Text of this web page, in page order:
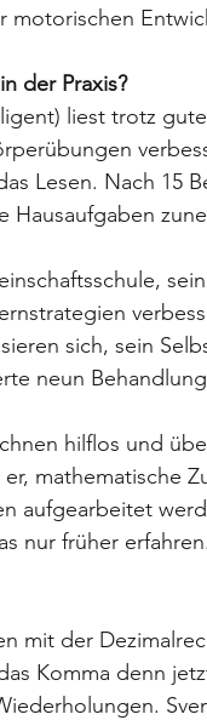
der Praxis?
liest trotz
Lesen. Nach 15
Hausaufgaben
sich, sein
neun
hilflos und
mathematische
aufgearbeitet
nur früher
mit der
Komma denn